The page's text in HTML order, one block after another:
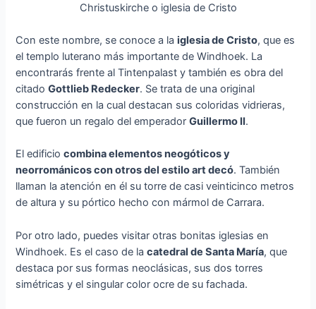
Christuskirche o iglesia de Cristo
Con este nombre, se conoce a laiglesia de Cristo, que es
el templo luterano más importante de Windhoek. La
encontrarás frente al Tintenpalast y también es obra del
citadoGottlieb Redecker. Se trata de una original
construcción en la cual destacan sus coloridas vidrieras,
que fueron un regalo del emperadorGuillermo II.
El edificiocombina elementos neogóticos y
neorrománicos con otros del estilo art decó. También
llaman la atención en él su torre de casi veinticinco metros
de altura y su pórtico hecho con mármol de Carrara.
Por otro lado, puedes visitar otras bonitas iglesias en
Windhoek. Es el caso de lacatedral de Santa María, que
destaca por sus formas neoclásicas, sus dos torres
simétricas y el singular color ocre de su fachada.